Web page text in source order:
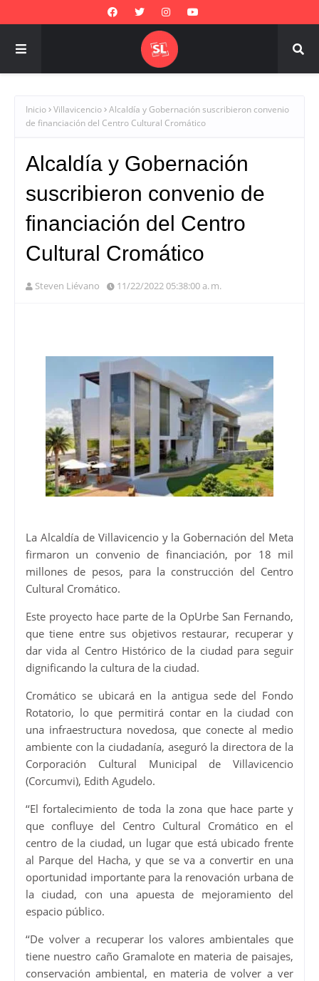
Inicio Villavicencio Alcaldía y Gobernación suscribieron convenio
de financiación del Centro Cultural Cromático
Alcaldía y Gobernación
suscribieron convenio de
financiación del Centro
Cultural Cromático
Steven Liévano 11/22/2022 05:38:00 a. m.
La Alcaldía de Villavicencio y la Gobernación del Meta
firmaron un convenio de financiación, por 18 mil
millones de pesos, para la construcción del Centro
Cultural Cromático.
Este proyecto hace parte de la OpUrbe San Fernando,
que tiene entre sus objetivos restaurar, recuperar y
dar vida al Centro Histórico de la ciudad para seguir
dignificando la cultura de la ciudad.
Cromático se ubicará en la antigua sede del Fondo
Rotatorio, lo que permitirá contar en la ciudad con
una infraestructura novedosa, que conecte al medio
ambiente con la ciudadanía, aseguró la directora de la
Corporación Cultural Municipal de Villavicencio
(Corcumvi), Edith Agudelo.
‘‘El fortalecimiento de toda la zona que hace parte y
que confluye del Centro Cultural Cromático en el
centro de la ciudad, un lugar que está ubicado frente
al Parque del Hacha, y que se va a convertir en una
oportunidad importante para la renovación urbana de
la ciudad, con una apuesta de mejoramiento del
espacio público.
‘‘De volver a recuperar los valores ambientales que
tiene nuestro caño Gramalote en materia de paisajes,
conservación ambiental, en materia de volver a ver